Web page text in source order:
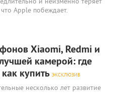
и неизменно теряет
Apple побеждает.
Xiaomi, Redmi и
лучшей камерой: где
купить ЭКСКЛЮЗИВ
несколько лет развитие